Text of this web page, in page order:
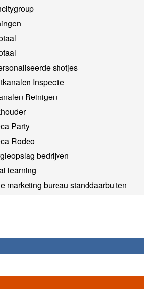
shotjes
Inspectie
Reinigen
Party
Rodeo
bedrijven
learning
marketing bureau standdaarbuiten